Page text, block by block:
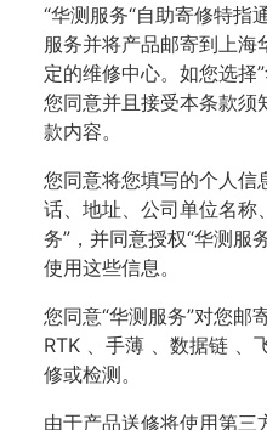
“华测服务“自助寄修特指
服务并将产品邮寄到上海
定的维修中心。如您选择
您同意并且接受本条款须
款内容。
您同意将您填写的个人信
话、地址、公司单位名称
务”，并同意授权“华测服
使用这些信息。
您同意“华测服务”对您邮
RTK 、手薄 、数据链 、
修或检测。
由于产品送修将使用第三